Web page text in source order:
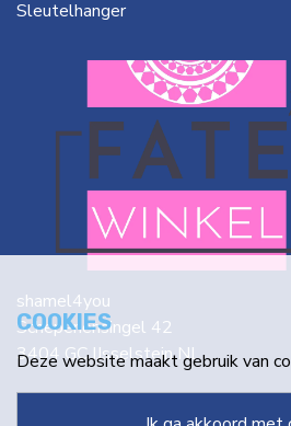
shamel4you
Schepenensingel 42
3404 GC IJsselstein NL
Sleutelhanger
COOKIES
Deze website maakt gebruik van